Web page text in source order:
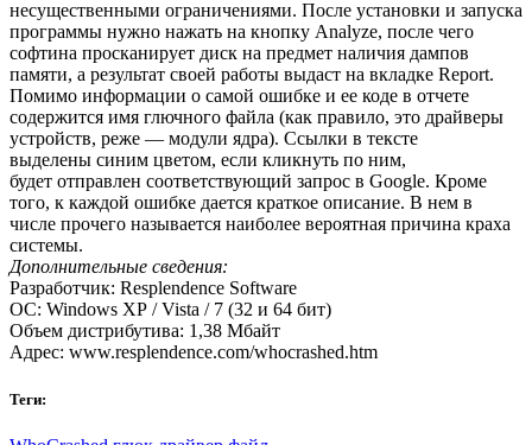
несущественными ограничениями. После установки и запуска
программы нужно нажать на кнопку Analyze, после чего
софтина просканирует диск на предмет наличия дампов
памяти, а результат своей работы выдаст на вкладке Report.
Помимо информации о самой ошибке и ее коде в отчете
содержится имя глючного файла (как правило, это драйверы
устройств, реже — модули ядра). Ссылки в тексте
выделены синим цветом, если кликнуть по ним,
будет отправлен соответствующий запрос в Google. Кроме
того, к каждой ошибке дается краткое описание. В нем в
числе прочего называется наиболее вероятная причина краха
системы.
Дополнительные сведения:
Разработчик: Resplendence Software
ОС: Windows ХР / Vista / 7 (32 и 64 бит)
Объем дистрибутива: 1,38 Мбайт
Адрес: www.resplendence.com/whocrashed.htm
Теги: